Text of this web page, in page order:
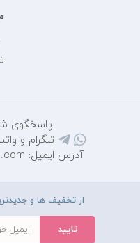
پاسخگوی
تلگرام و واتس اپ:
آدرس ایمیل: mihantarh@yahoo.com
از تخفیف ها و